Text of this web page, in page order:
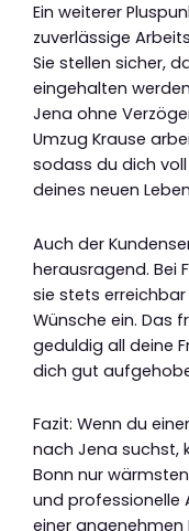
Ein weiterer
zuverlässige
Sie stellen sicher,
eingehalten
Jena ohne
Umzug Krause
sodass du dich
deines neuen
Auch der
herausragend. Bei
sie stets
Wünsche ein. Das
geduldig all deine
dich gut
Fazit: Wenn du
nach Jena suchst,
Bonn nur
und professionelle
einer angenehmen